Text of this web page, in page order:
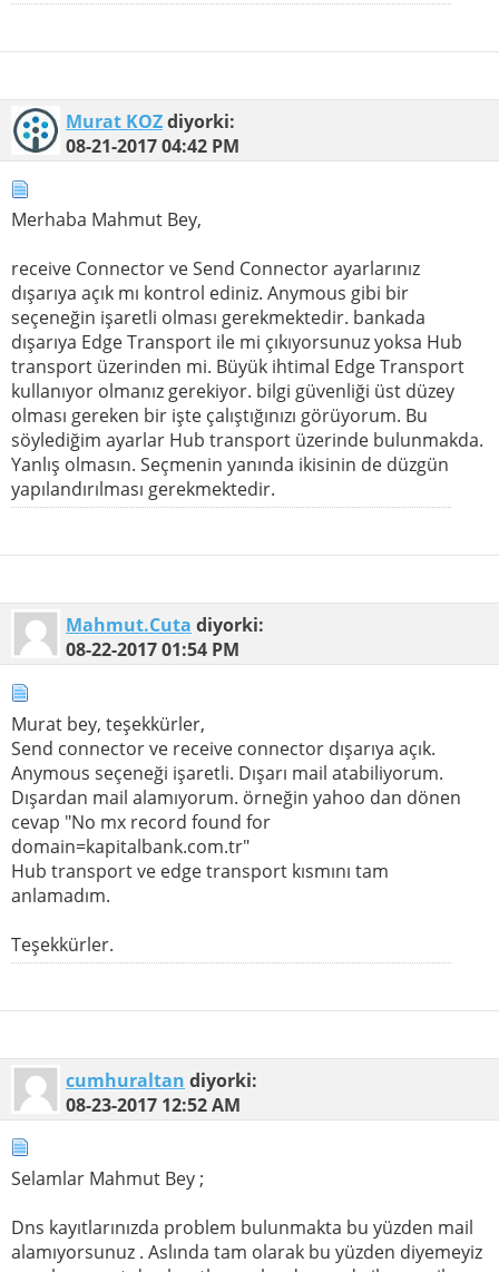
Murat KOZdiyorki:
08-21-201704:42 PM
Merhaba Mahmut Bey,
receive Connector ve Send Connector ayarlarınız
dışarıya açık mı kontrol ediniz. Anymous gibi bir
seçeneğin işaretli olması gerekmektedir. bankada
dışarıya Edge Transport ile mi çıkıyorsunuz yoksa Hub
transport üzerinden mi. Büyük ihtimal Edge Transport
kullanıyor olmanız gerekiyor. bilgi güvenliği üst düzey
olması gereken bir işte çalıştığınızı görüyorum. Bu
söylediğim ayarlar Hub transport üzerinde bulunmakda.
Yanlış olmasın. Seçmenin yanında ikisinin de düzgün
yapılandırılması gerekmektedir.
Mahmut.Cuta diyorki:
08-22-201701:54 PM
Murat bey, teşekkürler,
Send connector ve receive connector dışarıya açık.
Anymous seçeneği işaretli. Dışarı mail atabiliyorum.
Dışardan mail alamıyorum. örneğin yahoo dan dönen
cevap "No mx record found for
domain=kapitalbank.com.tr"
Hub transport ve edge transport kısmını tam
anlamadım.
Teşekkürler.
cumhuraltan diyorki:
08-23-2017 12:52 AM
Selamlar Mahmut Bey ;
Dns kayıtlarınızda problem bulunmakta bu yüzden mail
alamıyorsunuz . Aslında tam olarak bu yüzden diyemeyiz